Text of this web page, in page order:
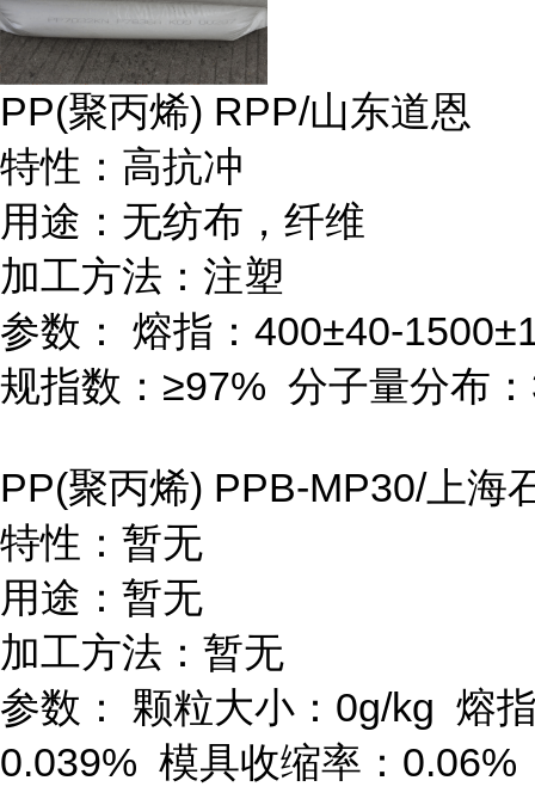
PP(聚丙烯) RPP/山东道恩
特性：高抗冲
用途：无纺布，纤维
加工方法：注塑
参数：
熔指： 400±40-1500±
规指数：≥97% 分子量分布：
PP(聚丙烯) PPB-MP30/上海
特性：暂无
用途：暂无
加工方法：暂无
参数：
颗粒大小： 0g/kg 熔
0.039% 模具收缩率： 0.06%